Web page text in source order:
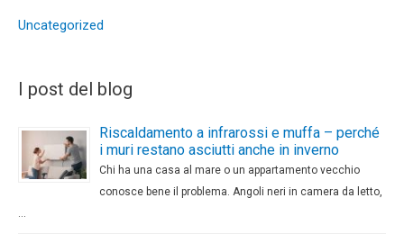
Uncategorized
I post del blog
Riscaldamento a infrarossi e muffa – perché
i muri restano asciutti anche in inverno
Chi ha una casa al mare o un appartamento vecchio
conosce bene il problema. Angoli neri in camera da letto,